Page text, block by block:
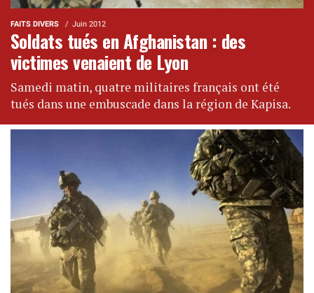
FAITS DIVERS Juin 2012
Soldats tués en Afghanistan : des
victimes venaient de Lyon
Samedi matin, quatre militaires français ont été
tués dans une embuscade dans la région de Kapisa.